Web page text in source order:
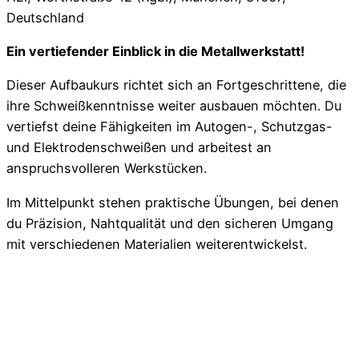
Deutschland
Ein vertiefender Einblick in die Metallwerkstatt!
Dieser Aufbaukurs richtet sich an Fortgeschrittene, die
ihre Schweißkenntnisse weiter ausbauen möchten. Du
vertiefst deine Fähigkeiten im Autogen-, Schutzgas-
und Elektrodenschweißen und arbeitest an
anspruchsvolleren Werkstücken.
Im Mittelpunkt stehen praktische Übungen, bei denen
du Präzision, Nahtqualität und den sicheren Umgang
mit verschiedenen Materialien weiterentwickelst.